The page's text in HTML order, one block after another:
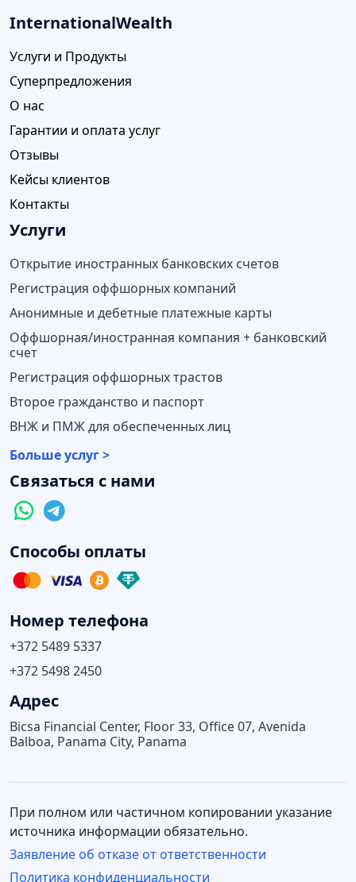
InternationalWealth
Услуги и Продукты
Суперпредложения
О нас
Гарантии и оплата услуг
Отзывы
Кейсы клиентов
Контакты
Услуги
Открытие иностранных банковских счетов
Регистрация оффшорных компаний
Анонимные и дебетные платежные карты
Оффшорная/иностранная компания + банковский
счет
Регистрация оффшорных трастов
Второе гражданство и паспорт
ВНЖ и ПМЖ для обеспеченных лиц
Больше услуг >
Связаться с нами
Способы оплаты
Номер телефона
+372 5489 5337
+372 5498 2450
Адрес
Bicsa Financial Center, Floor 33, Office 07, Avenida
Balboa, Panama City, Panama
Политика конфиденциальности
При полном или частичном копировании указание
источника информации обязательно.
Заявление об отказе от ответственности